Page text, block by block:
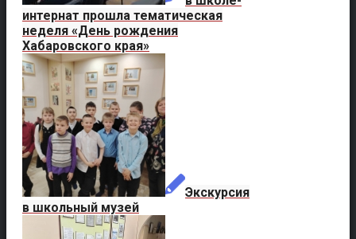
интернат прошла тематическая
неделя «День рождения
Хабаровского края»
Экскурсия
в школьный музей